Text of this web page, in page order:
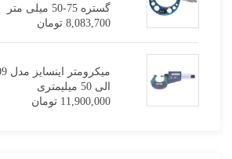
گستره 75-50 میلی متر
8,083,700 تومان
الی 50 میلیمتری
11,900,000 تومان